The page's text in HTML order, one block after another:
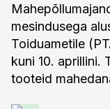
mesindusega
Toiduametile
kuni 10. aprillini.
tooteid